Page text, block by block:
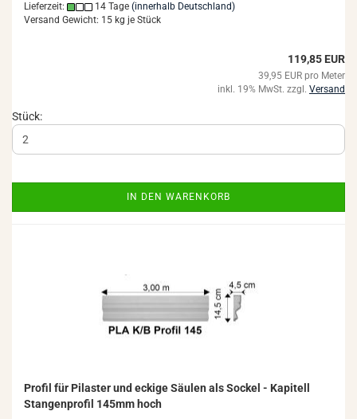
Lieferzeit:
14 Tage (innerhalb Deutschland)
Versand Gewicht: 15 kg je Stück
119,85 EUR
39,95 EUR pro Meter
inkl. 19% MwSt. zzgl. Versand
Stück:
IN DEN WARENKORB
Pro­fil für Pi­las­ter und ecki­ge Säu­len als So­ckel - Ka­pi­tell
Stan­gen­pro­fil 145mm hoch